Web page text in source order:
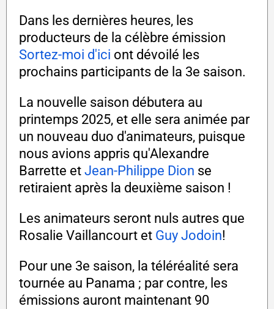
Dans les dernières heures, les
producteurs de la célèbre émission
Sortez-moi d'ici ont dévoilé les
prochains participants de la 3e saison.
La nouvelle saison débutera au
printemps 2025, et elle sera animée par
un nouveau duo d'animateurs, puisque
nous avions appris qu'Alexandre
Barrette et Jean-Philippe Dion se
retiraient après la deuxième saison !
Les animateurs seront nuls autres que
Rosalie Vaillancourt et Guy Jodoin!
Pour une 3e saison, la téléréalité sera
tournée au Panama ; par contre, les
émissions auront maintenant 90